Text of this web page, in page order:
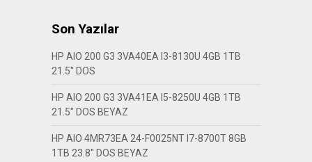
Son Yazılar
HP AIO 200 G3 3VA40EA I3-8130U 4GB 1TB
21.5″ DOS
HP AIO 200 G3 3VA41EA I5-8250U 4GB 1TB
21.5″ DOS BEYAZ
HP AIO 4MR73EA 24-F0025NT I7-8700T 8GB
1TB 23.8″ DOS BEYAZ